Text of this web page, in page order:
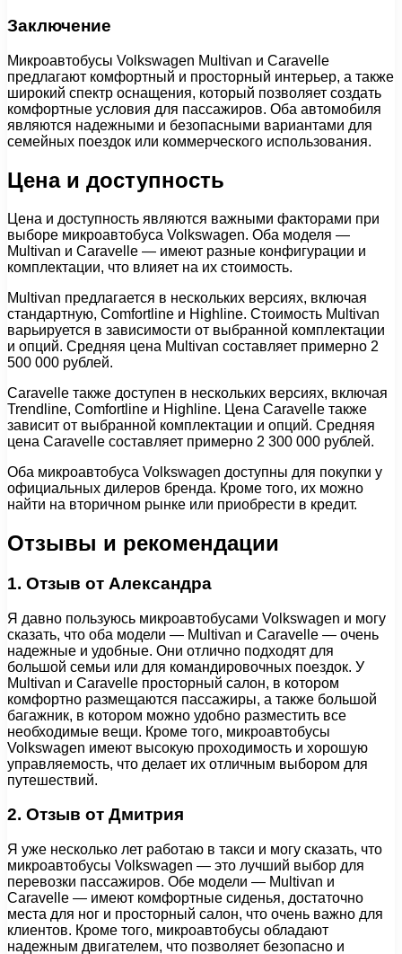
Заключение
Микроавтобусы Volkswagen Multivan и Caravelle
предлагают комфортный и просторный интерьер, а также
широкий спектр оснащения, который позволяет создать
комфортные условия для пассажиров. Оба автомобиля
являются надежными и безопасными вариантами для
семейных поездок или коммерческого использования.
Цена и доступность
Цена и доступность являются важными факторами при
выборе микроавтобуса Volkswagen. Оба моделя —
Multivan и Caravelle — имеют разные конфигурации и
комплектации, что влияет на их стоимость.
Multivan предлагается в нескольких версиях, включая
стандартную, Comfortline и Highline. Стоимость Multivan
варьируется в зависимости от выбранной комплектации
и опций. Средняя цена Multivan составляет примерно 2
500 000 рублей.
Caravelle также доступен в нескольких версиях, включая
Trendline, Comfortline и Highline. Цена Caravelle также
зависит от выбранной комплектации и опций. Средняя
цена Caravelle составляет примерно 2 300 000 рублей.
Оба микроавтобуса Volkswagen доступны для покупки у
официальных дилеров бренда. Кроме того, их можно
найти на вторичном рынке или приобрести в кредит.
Отзывы и рекомендации
1. Отзыв от Александра
Я давно пользуюсь микроавтобусами Volkswagen и могу
сказать, что оба модели — Multivan и Caravelle — очень
надежные и удобные. Они отлично подходят для
большой семьи или для командировочных поездок. У
Multivan и Caravelle просторный салон, в котором
комфортно размещаются пассажиры, а также большой
багажник, в котором можно удобно разместить все
необходимые вещи. Кроме того, микроавтобусы
Volkswagen имеют высокую проходимость и хорошую
управляемость, что делает их отличным выбором для
путешествий.
2. Отзыв от Дмитрия
Я уже несколько лет работаю в такси и могу сказать, что
микроавтобусы Volkswagen — это лучший выбор для
перевозки пассажиров. Обе модели — Multivan и
Caravelle — имеют комфортные сиденья, достаточно
места для ног и просторный салон, что очень важно для
клиентов. Кроме того, микроавтобусы обладают
надежным двигателем, что позволяет безопасно и